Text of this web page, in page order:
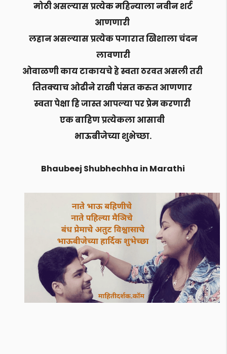
मोठी असल्यास प्रत्येक महिन्याला नवीन शर्ट
आणणारी
लहान असल्यास प्रत्येक पगारात खिशाला चंदन
लावणारी
ओवाळणी काय टाकायचे हे स्वता ठरवत असली तरी
तितक्याच ओढीने राखी पंसत करुत आणणार
स्वता पेक्षा हि जास्त आपल्या पर प्रेम करणारी
एक बाहिण प्रत्येकला आसावी
भाऊबीजेच्या शुभेच्छा.
Bhaubeej Shubhechha in Marathi